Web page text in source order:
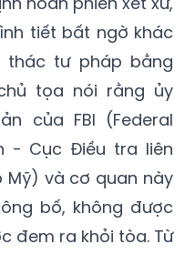
9/12/2019 (dự kiến
hoãn phiên xét xử,
tiết bất ngờ khác
tư pháp bằng
tọa nói rằng ủy
của FBI (Federal
- Cục Điều tra liên
Mỹ) và cơ quan này